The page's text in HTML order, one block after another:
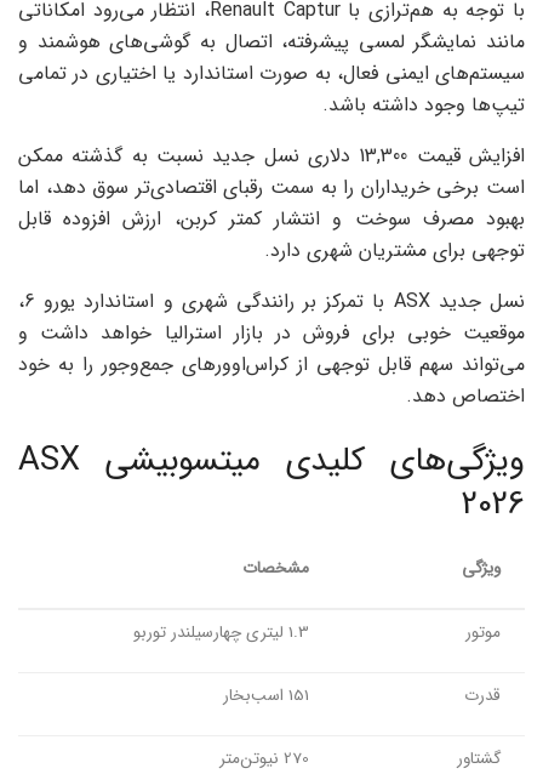
با توجه به هم‌ترازی با Renault Captur، انتظار می‌رود امکاناتی
مانند نمایشگر لمسی پیشرفته، اتصال به گوشی‌های هوشمند و
سیستم‌های ایمنی فعال، به صورت استاندارد یا اختیاری در تمامی
تیپ‌ها وجود داشته باشد.
افزایش قیمت 13,300 دلاری نسل جدید نسبت به گذشته ممکن
است برخی خریداران را به سمت رقبای اقتصادی‌تر سوق دهد، اما
بهبود مصرف سوخت و انتشار کمتر کربن، ارزش افزوده قابل
توجهی برای مشتریان شهری دارد.
نسل جدید ASX با تمرکز بر رانندگی شهری و استاندارد یورو 6،
موقعیت خوبی برای فروش در بازار استرالیا خواهد داشت و
می‌تواند سهم قابل توجهی از کراس‌اوورهای جمع‌وجور را به خود
اختصاص دهد.
ویژگی‌های کلیدی میتسوبیشی ASX
2026
ویژگی مشخصات
موتور 1.3 لیتری چهارسیلندر توربو
قدرت 151 اسب‌بخار
گشتاور 270 نیوتن‌متر